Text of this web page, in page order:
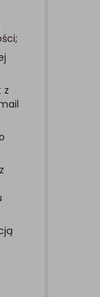
z